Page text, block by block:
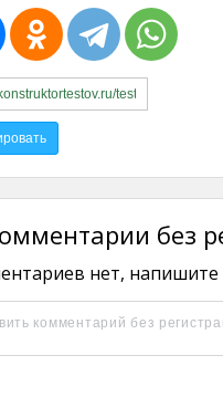
без
нет, напишите